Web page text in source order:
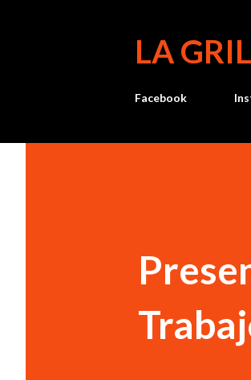
LA
Facebook